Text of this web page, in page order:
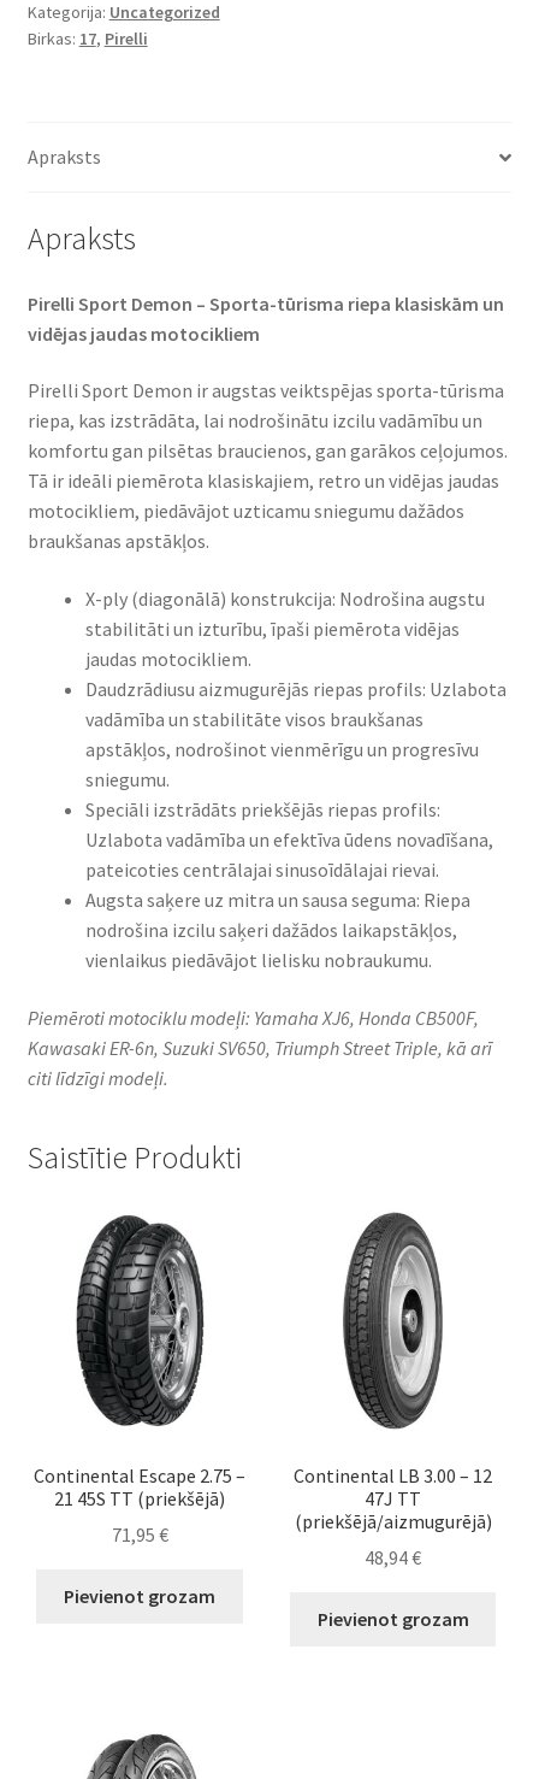
17
52H
Kategorija: Uncategorized
Birkas: 17, Pirelli
Apraksts
Apraksts
Pirelli Sport Demon – Sporta-tūrisma riepa klasiskām un
vidējas jaudas motocikliem
Pirelli Sport Demon ir augstas veiktspējas sporta-tūrisma
riepa, kas izstrādāta, lai nodrošinātu izcilu vadāmību un
komfortu gan pilsētas braucienos, gan garākos ceļojumos.
Tā ir ideāli piemērota klasiskajiem, retro un vidējas jaudas
motocikliem, piedāvājot uzticamu sniegumu dažādos
braukšanas apstākļos.
X-ply (diagonālā) konstrukcija: Nodrošina augstu
stabilitāti un izturību, īpaši piemērota vidējas
jaudas motocikliem.
Daudzrādiusu aizmugurējās riepas profils: Uzlabota
vadāmība un stabilitāte visos braukšanas
apstākļos, nodrošinot vienmērīgu un progresīvu
sniegumu.
Speciāli izstrādāts priekšējās riepas profils:
Uzlabota vadāmība un efektīva ūdens novadīšana,
pateicoties centrālajai sinusoīdālajai rievai.
Augsta saķere uz mitra un sausa seguma: Riepa
nodrošina izcilu saķeri dažādos laikapstākļos,
vienlaikus piedāvājot lielisku nobraukumu.
Piemēroti motociklu modeļi: Yamaha XJ6, Honda CB500F,
Kawasaki ER-6n, Suzuki SV650, Triumph Street Triple, kā arī
citi līdzīgi modeļi.
Saistītie Produkti
Continental Escape 2.75 –
21 45S TT (priekšējā)
71,95 €
Pievienot grozam
Continental LB 3.00 – 12
47J TT
(priekšējā/aizmugurējā)
48,94€
Pievienot grozam